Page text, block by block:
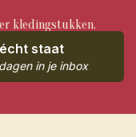
kledingstukken.
staat
in je inbox